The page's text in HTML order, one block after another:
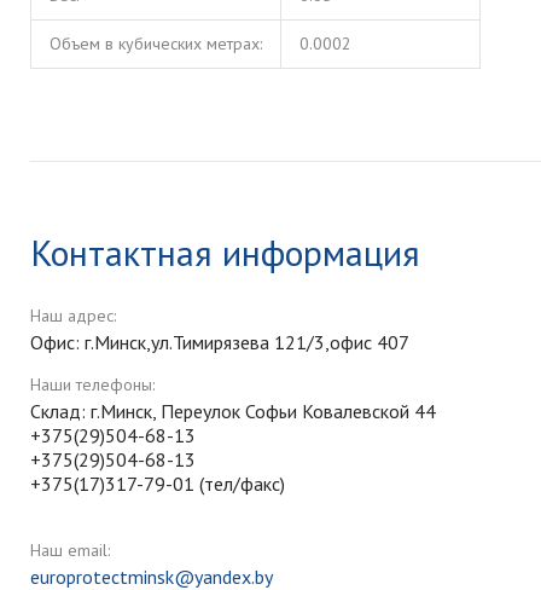
Объем в кубических метрах: 0.0002
Контактная информация
Наш адрес:
Офис: г.Минск,ул.Тимирязева 121/3,офис 407
Наши телефоны:
Склад: г.Минск, Переулок Софьи Ковалевской 44
+375(29)504-68-13
+375(29)504-68-13
+375(17)317-79-01 (тел/факс)
Наш email:
europrotectminsk@yandex.by